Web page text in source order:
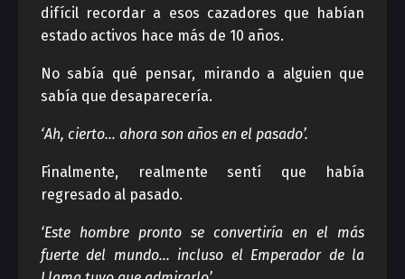
difícil recordar a esos cazadores que habían
estado activos hace más de 10 años.
No sabía qué pensar, mirando a alguien que
sabía que desaparecería.
‘Ah, cierto… ahora son años en el pasado’.
Finalmente, realmente sentí que había
regresado al pasado.
‘Este hombre pronto se convertiría en el más
fuerte del mundo… incluso el Emperador de la